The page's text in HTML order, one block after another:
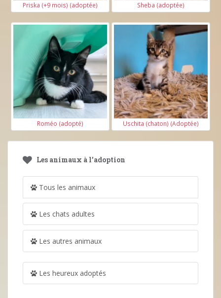
Priska (+9 mois) (adoptée) Sheba (adoptée)
Roméo (adopté) Uschita (chaton) (Adoptée)
Les animaux à l’adoption
Tous les animaux
Les chats adultes
Les autres animaux
Les heureux adoptés